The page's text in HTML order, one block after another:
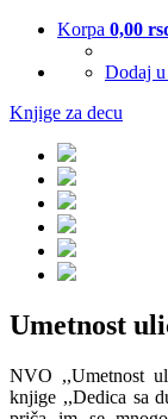
Korpa 0,00
Dodaj
Knjige za decu
Umetnost
NVO ,,Umetnost
knjige ,,Dedica sa